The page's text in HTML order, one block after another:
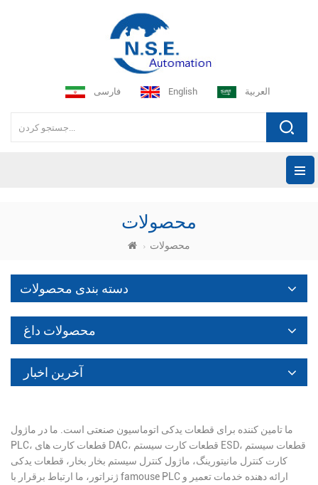
فارسی English العربية
محصولات
محصولات
دسته بندی محصولات
محصولات داغ
آخرین اخبار
ما تامین کننده برای قطعات یدکی اتوماسیون صنعتی است. ما در ماژول
PLC، قطعات کارت های DAC، قطعات کارت سیستم ESD، قطعات سیستم
کارت کنترل مانیتورینگ، ماژول کنترل سیستم بخار بخار، قطعات یدکی
ژنراتور، ما ارتباط برقرار با famouse PLC ارائه دهنده خدمات تعمیر و